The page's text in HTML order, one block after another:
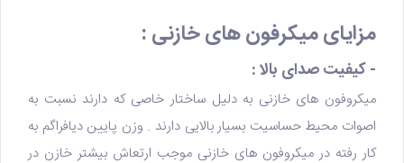
مزایای میکرفون های خازنی :
- کیفیت صدای بالا :
میکروفون های خازنی به دلیل ساختار خاصی که دارند نسبت به
اصوات محیط حساسیت بسیار بالایی دارند . وزن پایین دیافراگم به
کار رفته در میکروفون های خازنی موجب ارتعاش بیشتر خازن در